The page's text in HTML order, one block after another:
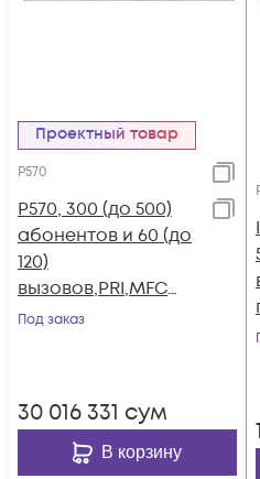
Проектный товар
P570
P570, 300 (до 500)
абонентов и 60 (до
120)
вызовов,PRI,MFC
R2,SS7,поддержка
Под заказ
30 016 331 сум
В корзину